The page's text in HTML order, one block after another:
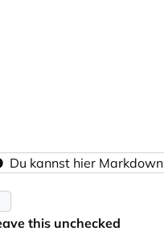
Du kannst hier Markdown
this unchecked